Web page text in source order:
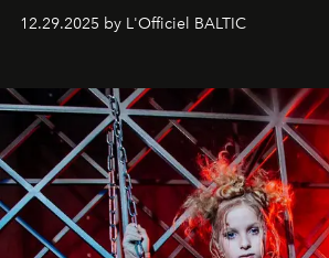
позы и образа, с другой -
балетная студия при
танцевального пути за плечами.
12.29.2025 by L'Officiel BALTIC